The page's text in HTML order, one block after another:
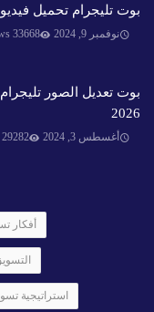
بوت تليجرام تحميل فيديوهات
نوفمبر 9, 2024 33668 views
بوت تعديل الصور
2026
أغسطس 3, 2024 29282 views
أفكار
استراتيجية